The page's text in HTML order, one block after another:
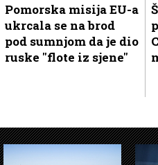
Pomorska misija EU-a
ukrcala se na brod
pod sumnjom da je dio
ruske "flote iz sjene"